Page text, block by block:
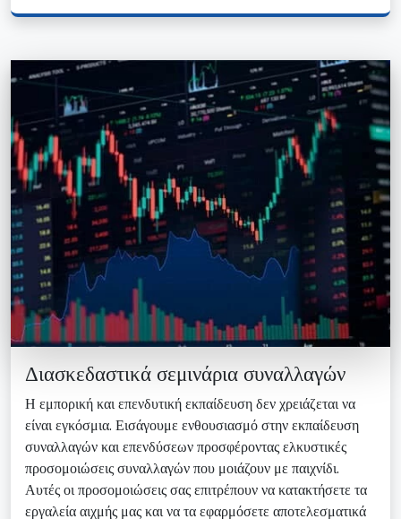
Διασκεδαστικά σεμινάρια συναλλαγών
Η εμπορική και επενδυτική εκπαίδευση δεν χρειάζεται να
είναι εγκόσμια. Εισάγουμε ενθουσιασμό στην εκπαίδευση
συναλλαγών και επενδύσεων προσφέροντας ελκυστικές
προσομοιώσεις συναλλαγών που μοιάζουν με παιχνίδι.
Αυτές οι προσομοιώσεις σας επιτρέπουν να κατακτήσετε τα
εργαλεία αιχμής μας και να τα εφαρμόσετε αποτελεσματικά